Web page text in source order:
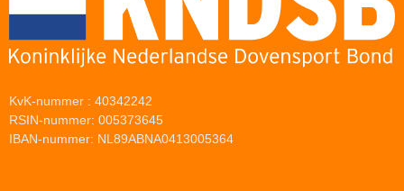
KvK-nummer : 40342242
RSIN-nummer: 005373645
IBAN-nummer: NL89ABNA0413005364